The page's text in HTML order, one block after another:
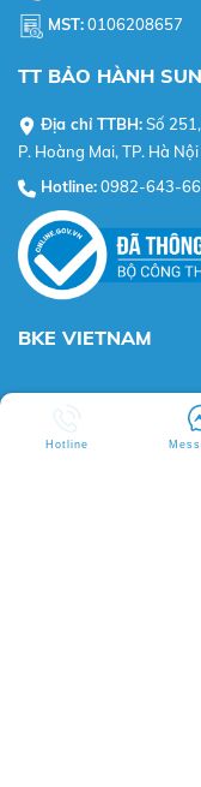
MST:0106208657
TT BẢO HÀNH
Địa chỉ TTBH:Số
P. Hoàng Mai, TP. Hà Nội
Hotline:0982-643-
BKE VIETNAM
Hotline